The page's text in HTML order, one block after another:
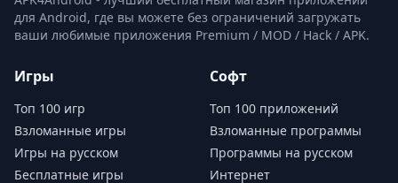
для Android, где вы можете без ограничений загружать
ваши любимые приложения Premium / MOD / Hack / APK.
Игры
Топ 100 игр
Взломанные игры
Игры на русском
Бесплатные игры
Софт
Топ 100 приложений
Взломанные программы
Программы на русском
Интернет